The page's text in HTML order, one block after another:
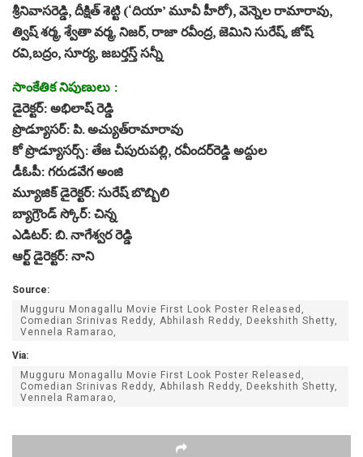
శ్రీనివాసరెడ్డి, దీక్షిత్‌ శెట్టి (‘దియా’ మూవీ హీరో), వెన్నెల రామారావు,
త్విష్‌ శర్మ, శ్వేతా వర్మ, నిజర్, రాజా రవీంద్ర, జెమిని సురేష్, జోష్‌
రవి,బద్రం, సూర్య, జబర్తస్త్‌ సన్నీ
సాంకేతిక నిపుణులు :
డైరెక్టర్‌: అభిలాష్‌ రెడ్డి
ప్రొడ్యూసర్‌: పి. అచ్యుత్‌రామారావు
కో ప్రొడ్యూసర్స్‌: తేజ చీపురుపల్లి, రవీందర్‌రెడ్డి అద్దుల
డీఓపీ: గరుడవేగ అంజి
మ్యూజిక్‌ డైరెక్టర్‌: సురేష్‌ బొబ్బిలి
బ్యాగ్రౌండ్‌ స్కోర్‌: చిన్న
ఎడిటర్‌: బి. నాగేశ్వర రెడ్డి
ఆర్ట్‌ డైరెక్టర్‌: నాని
Source:
Mugguru Monagallu Movie First Look Poster Released,
Comedian Srinivas Reddy, Abhilash Reddy, Deekshith Shetty,
Vennela Ramarao,
Via:
Mugguru Monagallu Movie First Look Poster Released,
Comedian Srinivas Reddy, Abhilash Reddy, Deekshith Shetty,
Vennela Ramarao,